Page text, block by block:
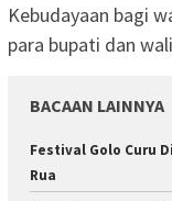
Kebudayaan bagi
para bupati dan
BACAAN LAINNYA
Festival Golo Curu
Rua